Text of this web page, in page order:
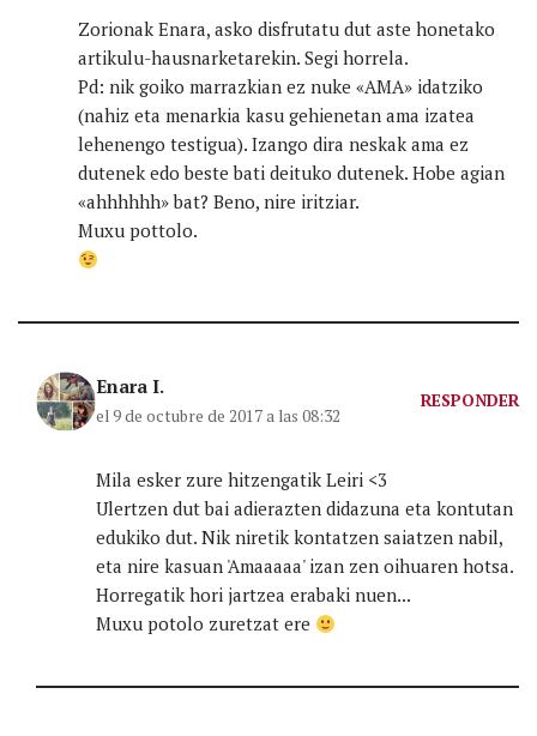
Zorionak Enara, asko disfrutatu dut aste honetako
artikulu-hausnarketarekin. Segi horrela.
Pd: nik goiko marrazkian ez nuke «AMA» idatziko
(nahiz eta menarkia kasu gehienetan ama izatea
lehenengo testigua). Izango dira neskak ama ez
dutenek edo beste bati deituko dutenek. Hobe agian
«ahhhhhh» bat? Beno, nire iritziar.
Muxu pottolo.
Enara I.
el 9 de octubre de 2017 a las 08:32
RESPONDER
Mila esker zure hitzengatik Leiri <3
Ulertzen dut bai adierazten didazuna eta kontutan
edukiko dut. Nik niretik kontatzen saiatzen nabil,
eta nire kasuan 'Amaaaaa' izan zen oihuaren hotsa.
Horregatik hori jartzea erabaki nuen...
Muxu potolo zuretzat ere